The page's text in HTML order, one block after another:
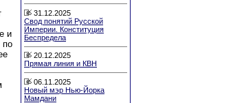
и
по
31.12.2025
Свод понятий Русской
Империи. Конституция
Беспредела
20.12.2025
Прямая линия и КВН
06.11.2025
Новый мэр Нью-Йорка
Мамдани